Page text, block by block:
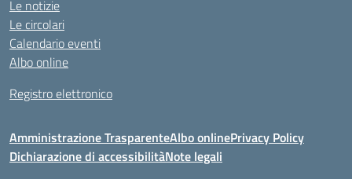
Le notizie
Le circolari
Calendario eventi
Albo online
Registro elettronico
Amministrazione TrasparenteAlbo onlinePrivacy Policy
Dichiarazione di accessibilitàNote legali